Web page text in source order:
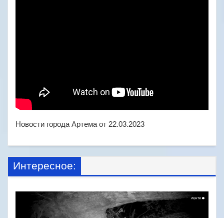
Новости города Артема от 22.03.2023
Интересное: